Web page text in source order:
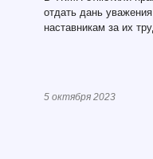
отдать дань
наставникам за их
5 октября 2023